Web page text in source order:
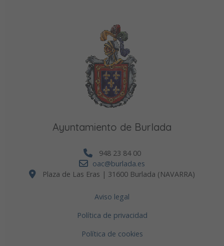
Ayuntamiento de Burlada
948 23 84 00
oac@burlada.es
Plaza de Las Eras | 31600 Burlada (NAVARRA)
Aviso legal
Política de privacidad
Política de cookies